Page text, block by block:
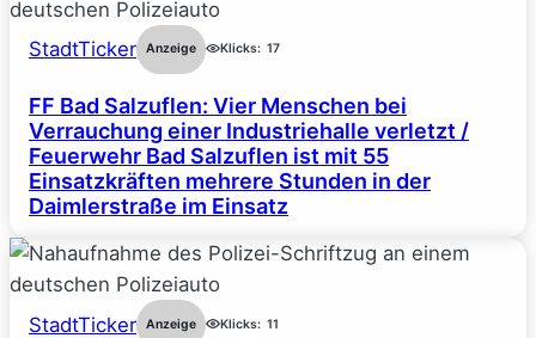
StadtTicker Anzeige Klicks: 17
FF Bad Salzuflen: Vier Menschen bei
Verrauchung einer Industriehalle verletzt /
Feuerwehr Bad Salzuflen ist mit 55
Einsatzkräften mehrere Stunden in der
Daimlerstraße im Einsatz
StadtTicker Anzeige Klicks: 11